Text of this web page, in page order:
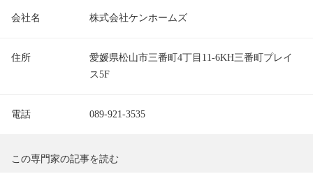
会社名 株式会社ケンホームズ
住所
愛媛県松山市三番町4丁目11-6KH三番町プレイ
ス5F
電話 089-921-3535
この専門家の記事を読む